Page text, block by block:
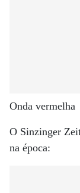
Onda vermelha
O Sinzinger
na época: